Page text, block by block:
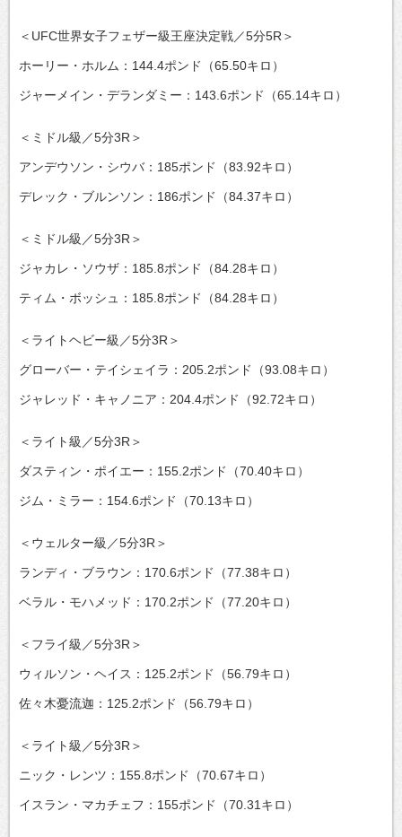
＜UFC世界女子フェザー級王座決定戦／5分5R＞
ホーリー・ホルム：144.4ポンド（65.50キロ）
ジャーメイン・デランダミー：143.6ポンド（65.14キロ）
＜ミドル級／5分3R＞
アンデウソン・シウバ：185ポンド（83.92キロ）
デレック・ブルンソン：186ポンド（84.37キロ）
＜ミドル級／5分3R＞
ジャカレ・ソウザ：185.8ポンド（84.28キロ）
ティム・ボッシュ：185.8ポンド（84.28キロ）
＜ライトヘビー級／5分3R＞
グローバー・テイシェイラ：205.2ポンド（93.08キロ）
ジャレッド・キャノニア：204.4ポンド（92.72キロ）
＜ライト級／5分3R＞
ダスティン・ポイエー：155.2ポンド（70.40キロ）
ジム・ミラー：154.6ポンド（70.13キロ）
＜ウェルター級／5分3R＞
ランディ・ブラウン：170.6ポンド（77.38キロ）
ベラル・モハメッド：170.2ポンド（77.20キロ）
＜フライ級／5分3R＞
ウィルソン・ヘイス：125.2ポンド（56.79キロ）
佐々木憂流迦：125.2ポンド（56.79キロ）
＜ライト級／5分3R＞
ニック・レンツ：155.8ポンド（70.67キロ）
イスラン・マカチェフ：155ポンド（70.31キロ）